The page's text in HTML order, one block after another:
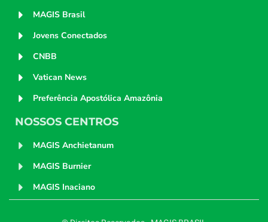
MAGIS Brasil
Jovens Conectados
CNBB
Vatican News
Preferência Apostólica Amazônia
NOSSOS CENTROS
MAGIS Anchietanum
MAGIS Burnier
MAGIS Inaciano